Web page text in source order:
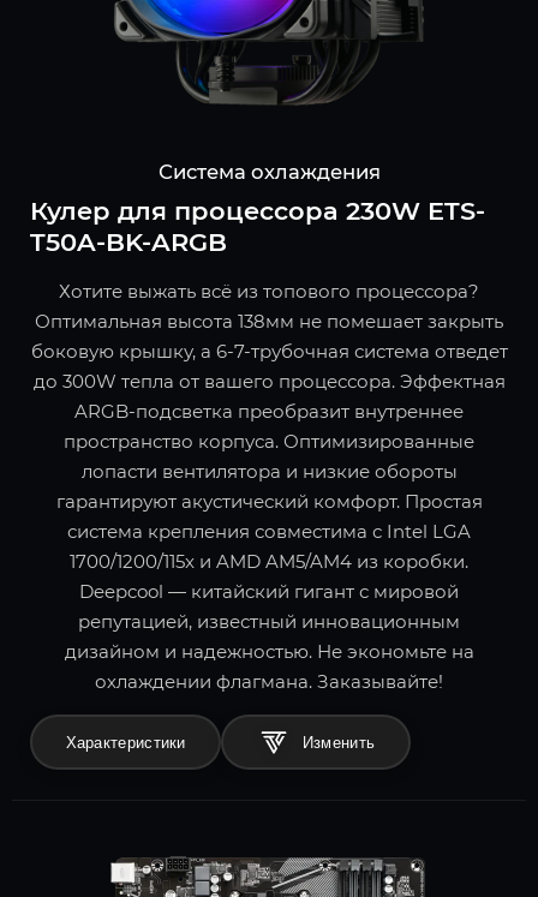
Система охлаждения
Кулер для процессора 230W ETS-
T50A-BK-ARGB
Хотите выжать всё из топового процессора?
Оптимальная высота 138мм не помешает закрыть
боковую крышку, а 6-7-трубочная система отведет
до 300W тепла от вашего процессора. Эффектная
ARGB-подсветка преобразит внутреннее
пространство корпуса. Оптимизированные
лопасти вентилятора и низкие обороты
гарантируют акустический комфорт. Простая
система крепления совместима с Intel LGA
1700/1200/115x и AMD AM5/AM4 из коробки.
Deepcool — китайский гигант с мировой
репутацией, известный инновационным
дизайном и надежностью. Не экономьте на
охлаждении флагмана. Заказывайте!
Характеристики